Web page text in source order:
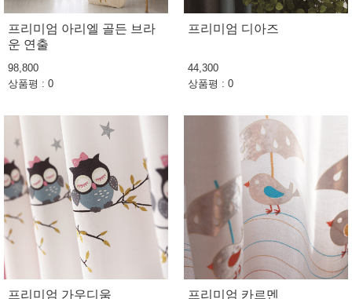
프리미엄 아리엘 골든 브라
운 연출
98,800
상품평 : 0
프리미엄 디아즈
44,300
상품평 : 0
프리미엄 가우디움 프리미엄 카르멘